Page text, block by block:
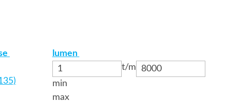
lumen
t/m
min
max